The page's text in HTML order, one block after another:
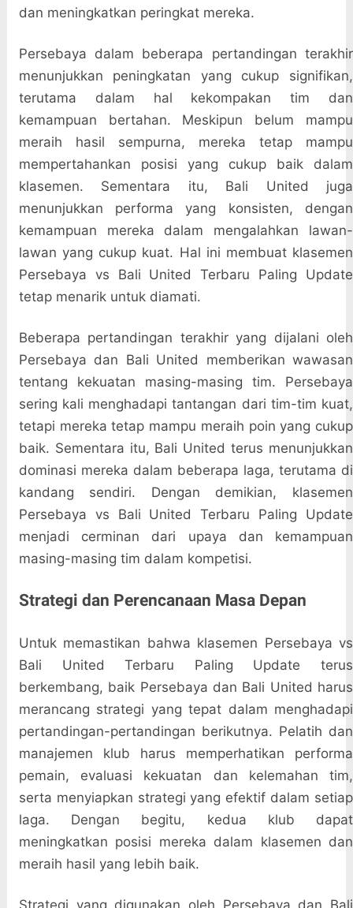
dan meningkatkan peringkat mereka.
Persebaya dalam beberapa pertandingan terakhir
menunjukkan peningkatan yang cukup signifikan,
terutama dalam hal kekompakan tim dan
kemampuan bertahan. Meskipun belum mampu
meraih hasil sempurna, mereka tetap mampu
mempertahankan posisi yang cukup baik dalam
klasemen. Sementara itu, Bali United juga
menunjukkan performa yang konsisten, dengan
kemampuan mereka dalam mengalahkan lawan-
lawan yang cukup kuat. Hal ini membuat klasemen
Persebaya vs Bali United Terbaru Paling Update
tetap menarik untuk diamati.
Beberapa pertandingan terakhir yang dijalani oleh
Persebaya dan Bali United memberikan wawasan
tentang kekuatan masing-masing tim. Persebaya
sering kali menghadapi tantangan dari tim-tim kuat,
tetapi mereka tetap mampu meraih poin yang cukup
baik. Sementara itu, Bali United terus menunjukkan
dominasi mereka dalam beberapa laga, terutama di
kandang sendiri. Dengan demikian, klasemen
Persebaya vs Bali United Terbaru Paling Update
menjadi cerminan dari upaya dan kemampuan
masing-masing tim dalam kompetisi.
Strategi dan Perencanaan Masa Depan
Untuk memastikan bahwa klasemen Persebaya vs
Bali United Terbaru Paling Update terus
berkembang, baik Persebaya dan Bali United harus
merancang strategi yang tepat dalam menghadapi
pertandingan-pertandingan berikutnya. Pelatih dan
manajemen klub harus memperhatikan performa
pemain, evaluasi kekuatan dan kelemahan tim,
serta menyiapkan strategi yang efektif dalam setiap
laga. Dengan begitu, kedua klub dapat
meningkatkan posisi mereka dalam klasemen dan
meraih hasil yang lebih baik.